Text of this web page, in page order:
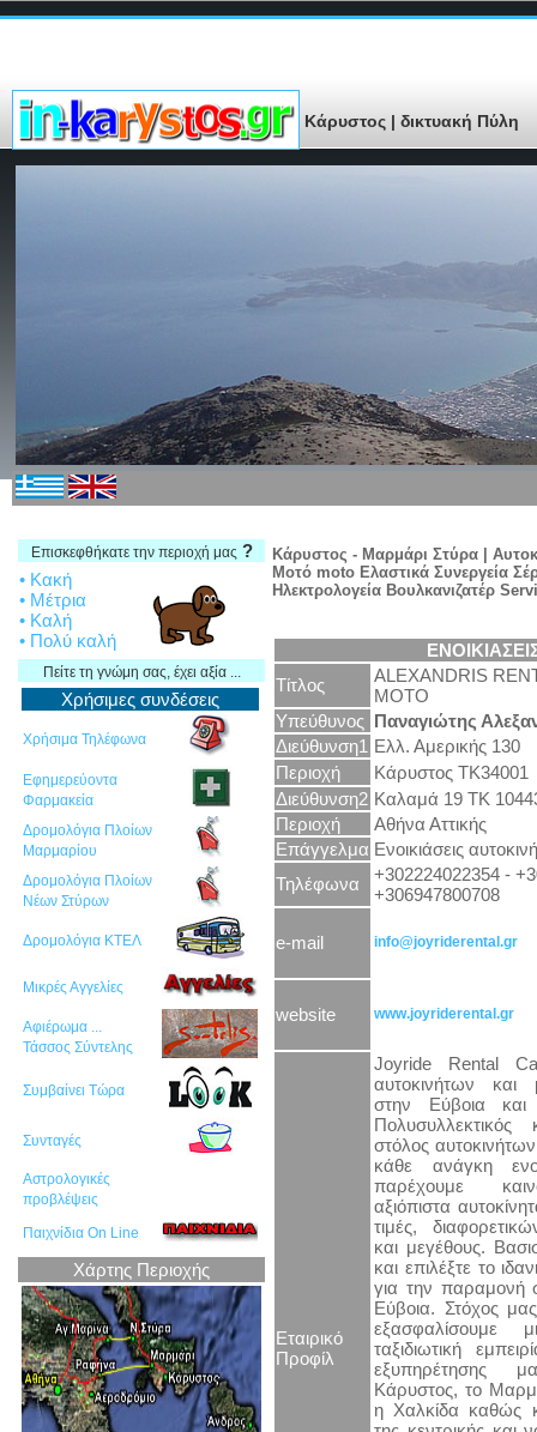
Κάρυστος | δικτυακή Πύλη
Επισκεφθήκατε την περιοχή μας ?
• Κακή
• Μέτρια
• Καλή
• Πολύ καλή
Πείτε τη γνώμη σας, έχει αξία ...
Χρήσιμες συνδέσεις
Χρήσιμα Τηλέφωνα
Εφημερεύοντα
Φαρμακεία
Δρομολόγια Πλοίων
Μαρμαρίου
Δρομολόγια Πλοίων
Νέων Στύρων
Δρομολόγια ΚΤΕΛ
Μικρές Αγγελίες
Αφιέρωμα ...
Τάσσος Σύντελης
Συμβαίνει Τώρα
Συνταγές
Αστρολογικές
προβλέψεις
Παιχνίδια On Line
Χάρτης Περιοχής
Κάρυστος - Μαρμάρι Στύρα |
Μοτό moto Ελαστικά Συνεργεία
Ηλεκτρολογεία Βουλκανιζατέρ
Τίτλος
ALEXANDRIS
MOTO
Υπεύθυνος Παναγιώτης
Διεύθυνση1 Ελλ. Αμερικής 130
Περιοχή
Κάρυστος ΤΚ34001
Διεύθυνση2 Καλαμά 19 ΤΚ
Περιοχή
Αθήνα Αττικής
Επάγγελμα Ενοικιάσεις
Τηλέφωνα
+302224022354 -
+306947800708
e-mail info@joyriderental.gr
website www.joyriderental.gr
Εταιρικό
Προφίλ
Joyride Rental Car
αυτοκινήτων και
στην Εύβοια και
Πολυσυλλεκτικός
στόλος
κάθε ανάγκη
παρέχουμε
αξιόπιστα
τιμές,
και μεγέθους.
και επιλέξτε το
για την παραμονή
Εύβοια. Στόχος
εξασφαλίσουμε
ταξιδιωτική
εξυπηρέτησης
Κάρυστος, το
η Χαλκίδα καθώς